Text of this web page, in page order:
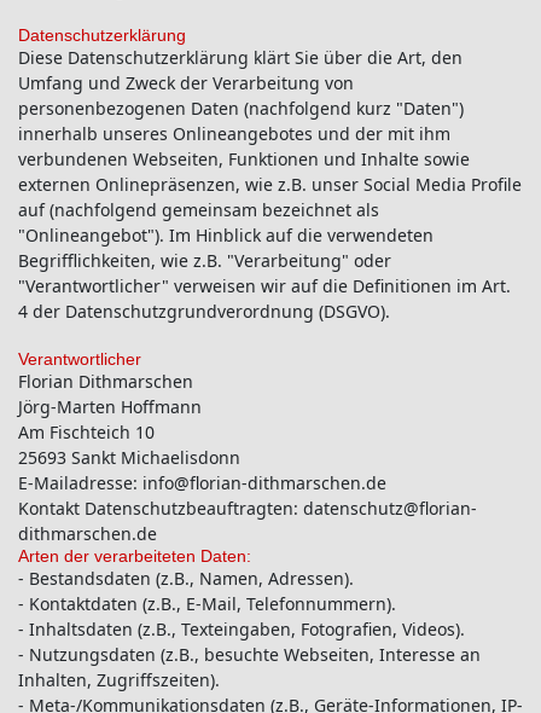
Datenschutzerklärung
Diese Datenschutzerklärung klärt Sie über die Art, den
Umfang und Zweck der Verarbeitung von
personenbezogenen Daten (nachfolgend kurz "Daten")
innerhalb unseres Onlineangebotes und der mit ihm
verbundenen Webseiten, Funktionen und Inhalte sowie
externen Onlinepräsenzen, wie z.B. unser Social Media Profile
auf (nachfolgend gemeinsam bezeichnet als
"Onlineangebot"). Im Hinblick auf die verwendeten
Begrifflichkeiten, wie z.B. "Verarbeitung" oder
"Verantwortlicher" verweisen wir auf die Definitionen im Art.
4 der Datenschutzgrundverordnung (DSGVO).
Verantwortlicher
Florian Dithmarschen
Jörg-Marten Hoffmann
Am Fischteich 10
25693 Sankt Michaelisdonn
E-Mailadresse: info@florian-dithmarschen.de
Kontakt Datenschutzbeauftragten: datenschutz@florian-
dithmarschen.de
Arten der verarbeiteten Daten:
- Bestandsdaten (z.B., Namen, Adressen).
- Kontaktdaten (z.B., E-Mail, Telefonnummern).
- Inhaltsdaten (z.B., Texteingaben, Fotografien, Videos).
- Nutzungsdaten (z.B., besuchte Webseiten, Interesse an
Inhalten, Zugriffszeiten).
- Meta-/Kommunikationsdaten (z.B., Geräte-Informationen, IP-